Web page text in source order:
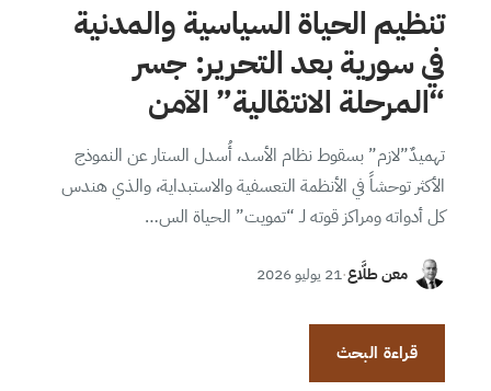
تنظيم الحياة السياسية والمدنية
في سورية بعد التحرير: جسر
“المرحلة الانتقالية” الآمن
تهميدٌ”لازم” بسقوط نظام الأسد، أُسدل الستار عن النموذج
الأكثر توحشاً في الأنظمة التعسفية والاستبداية، والذي هندس
كل أدواته ومراكز قوته لـ “تمويت” الحياة الس…
معن طلَّاع·21 يوليو 2026
قراءة البحث